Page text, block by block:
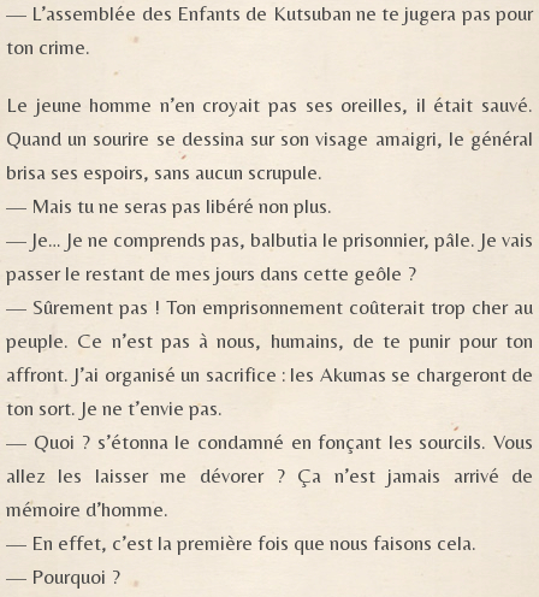
— L’assemblée des Enfants de Kutsuban ne te jugera pas pour
ton crime.
Le jeune homme n’en croyait pas ses oreilles, il était sauvé.
Quand un sourire se dessina sur son visage amaigri, le général
brisa ses espoirs, sans aucun scrupule.
— Mais tu ne seras pas libéré non plus.
— Je… Je ne comprends pas, balbutia le prisonnier, pâle. Je vais
passer le restant de mes jours dans cette geôle ?
— Sûrement pas ! Ton emprisonnement coûterait trop cher au
peuple. Ce n’est pas à nous, humains, de te punir pour ton
affront. J’ai organisé un sacrifice : les Akumas se chargeront de
ton sort. Je ne t’envie pas.
— Quoi ? s’étonna le condamné en fonçant les sourcils. Vous
allez les laisser me dévorer ? Ça n’est jamais arrivé de
mémoire d’homme.
— En effet, c’est la première fois que nous faisons cela.
— Pourquoi ?